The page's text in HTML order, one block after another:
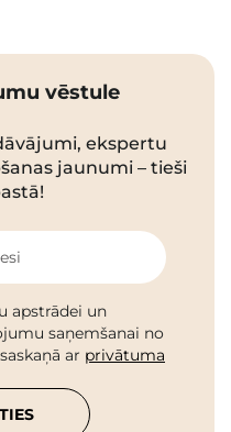
vēstule
ekspertu
jaunumi – tieši
apstrādei un
saņemšanai no
ar privātuma